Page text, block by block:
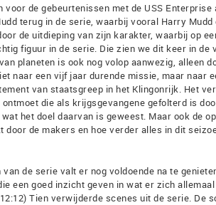
de gebeurtenissen met de USS
terug in de serie, waarbij vooral Harry
de uitdieping van zijn karakter, waarbij op
figuur in de serie. Die zien we dit keer in
planeten is ook nog volop aanwezig, alleen
naar een vijf jaar durende missie, maar naar
van staatsgreep in het Klingonrijk. Het
die als krijgsgevangene gefolterd is
het doel daarvan is geweest. Maar ook de
door de makers en hoe verder alles in dit
van de serie valt er nog voldoende na te
een goed inzicht geven in wat er zich
Tien verwijderde scenes uit de serie. De